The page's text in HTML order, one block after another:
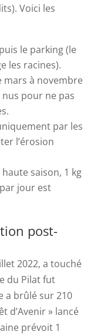
Voici les
le parking (le
les racines).
mars à novembre
pour ne pas
par les
l’érosion
saison, 1 kg
jour est
post-
2022, a touché
du Pilat fut
a brûlé sur 210
d’Avenir » lancé
prévoit 1